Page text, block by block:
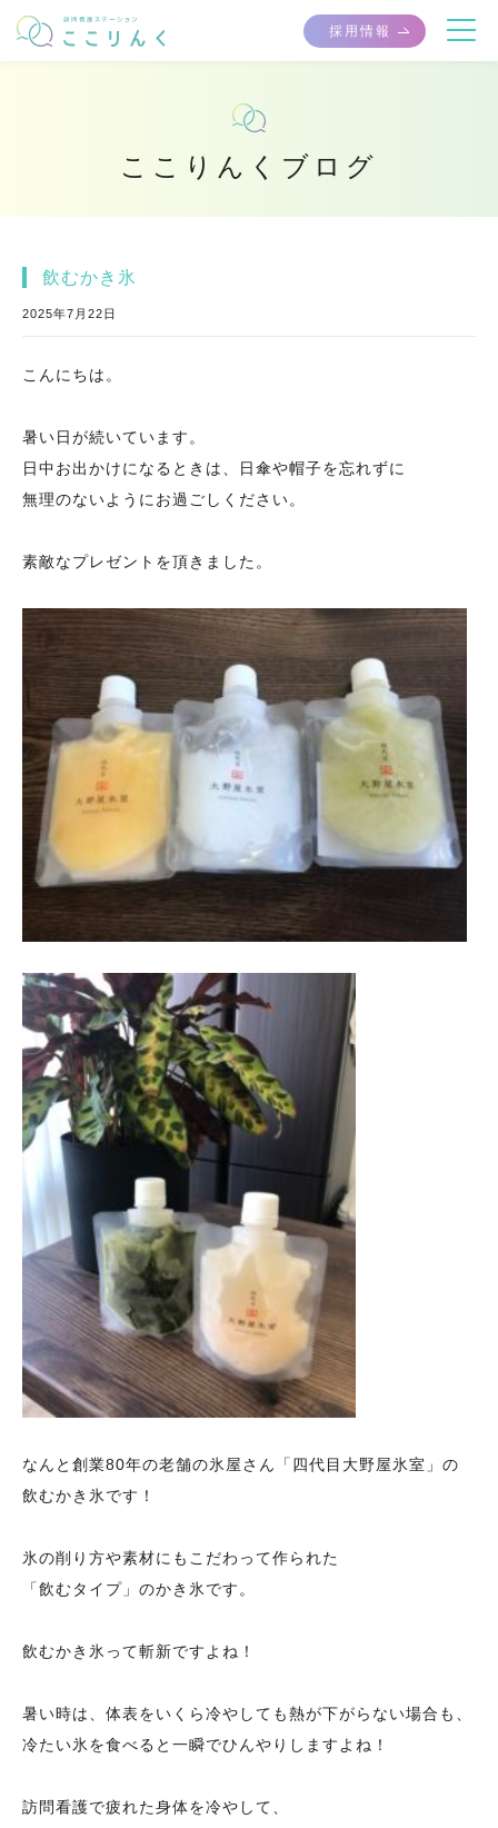
採用情報
ここりんくブログ
飲むかき氷
2025年7月22日
こんにちは。
暑い日が続いています。
日中お出かけになるときは、日傘や帽子を忘れずに
無理のないようにお過ごしください。
素敵なプレゼントを頂きました。
なんと創業80年の老舗の氷屋さん「四代目大野屋氷室」の
飲むかき氷です！
氷の削り方や素材にもこだわって作られた
「飲むタイプ」のかき氷です。
飲むかき氷って斬新ですよね！
暑い時は、体表をいくら冷やしても熱が下がらない場合も、
冷たい氷を食べると一瞬でひんやりしますよね！
訪問看護で疲れた身体を冷やして、